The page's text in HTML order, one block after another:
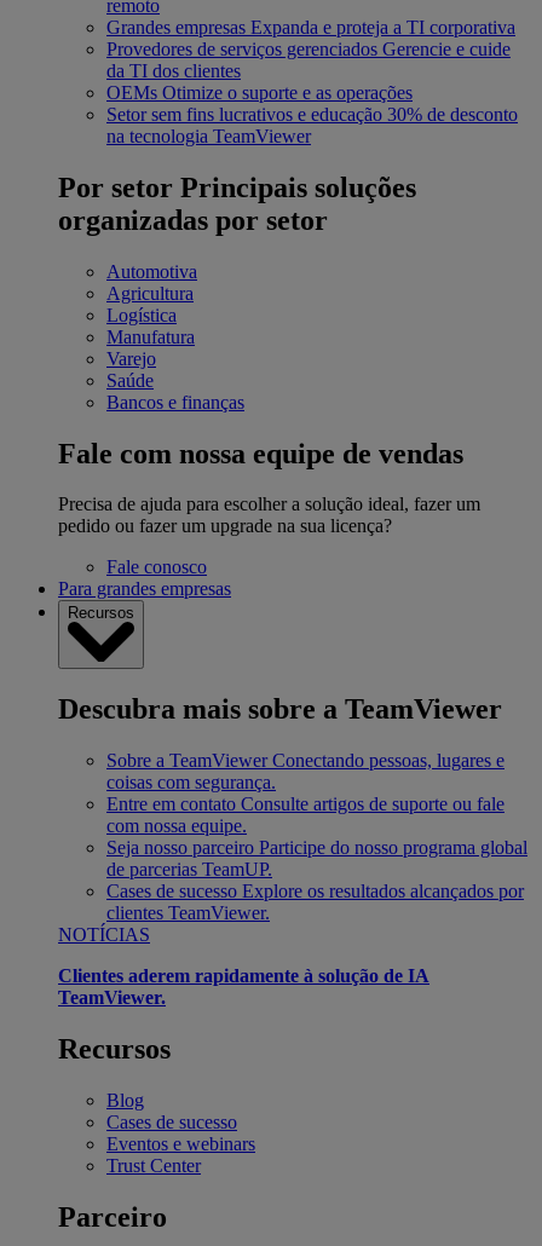
remoto
Grandes empresas Expanda e proteja a TI corporativa
Provedores de serviços gerenciados Gerencie e cuide
da TI dos clientes
OEMs Otimize o suporte e as operações
Setor sem fins lucrativos e educação 30% de desconto
na tecnologia TeamViewer
Por setor Principais soluções
organizadas por setor
Automotiva
Agricultura
Logística
Manufatura
Varejo
Saúde
Bancos e finanças
Fale com nossa equipe de vendas
Precisa de ajuda para escolher a solução ideal, fazer um
pedido ou fazer um upgrade na sua licença?
Fale conosco
Para grandes empresas
Recursos
Descubra mais sobre a TeamViewer
Sobre a TeamViewer Conectando pessoas, lugares e
coisas com segurança.
Entre em contato Consulte artigos de suporte ou fale
com nossa equipe.
Seja nosso parceiro Participe do nosso programa global
de parcerias TeamUP.
Cases de sucesso Explore os resultados alcançados por
clientes TeamViewer.
NOTÍCIAS
Clientes aderem rapidamente à solução de IA
TeamViewer.
Recursos
Blog
Cases de sucesso
Eventos e webinars
Trust Center
Parceiro